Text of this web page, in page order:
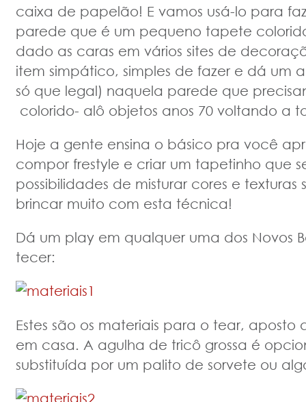
caixa de papelão! E vamos usá-lo para
parede que é um pequeno tapete
dado as caras em vários sites de
item simpático, simples de fazer e dá um
só que legal) naquela parede que
colorido- alô objetos anos 70 voltando a
Hoje a gente ensina o básico pra você
compor frestyle e criar um tapetinho que
possibilidades de misturar cores e texturas
brincar muito com esta técnica!
Dá um play em qualquer uma dos Novos
tecer:
Estes são os materiais para o tear,
em casa. A agulha de tricô grossa é
substituída por um palito de sorvete ou